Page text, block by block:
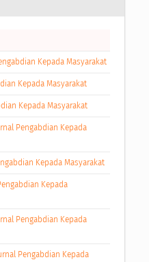
Kepada Masyarakat
Kepada Masyarakat
Kepada Masyarakat
Pengabdian Kepada
Kepada Masyarakat
Kepada
Pengabdian Kepada
Pengabdian Kepada